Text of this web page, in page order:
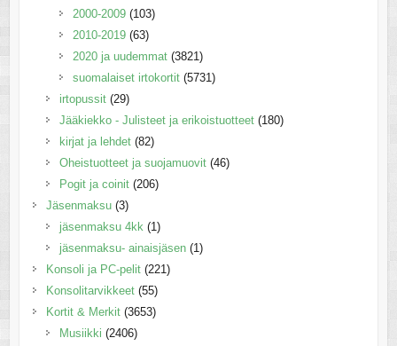
2000-2009 (103)
2010-2019 (63)
2020 ja uudemmat (3821)
suomalaiset irtokortit (5731)
irtopussit (29)
Jääkiekko - Julisteet ja erikoistuotteet (180)
kirjat ja lehdet (82)
Oheistuotteet ja suojamuovit (46)
Pogit ja coinit (206)
Jäsenmaksu (3)
jäsenmaksu 4kk (1)
jäsenmaksu- ainaisjäsen (1)
Konsoli ja PC-pelit (221)
Konsolitarvikkeet (55)
Kortit & Merkit (3653)
Musiikki (2406)